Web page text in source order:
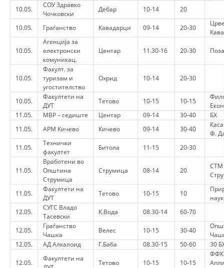
PËRGATITSHMËRI DHE VEPRIM GJATË KATASTROFAVE
STACIONIN E UJIT SHPËTIMIT – VODNO
EOK E CK
MARRDHËNJE ME PUBLIKUN
BASHKËPUNIM NDËRKOMBËTAR
MARRËVESHJE
PROJEKTE
SHËRBIMI PËR KËRKIM
VEPRIMTARI SHËNDETËSORE PREVENTIVE
NDIHMA E PARË
10.05.
СОУ Здравко
Чочковски
Дебар 10-14 20
10.05. Граѓанство Кавадарци 09-14 20-30
10.05.
Агенција за
електронски
комуникац.
Центар 11.30-16 20-30
10.05.
Факулт. за
туризам и
угостителство
Охрид 10-14 20-30
10.05.
Факултети на
ДУТ
Тетово 10-15 10-15
11.05.
МВР – седиште Центар 09-14 30-40
БХ
11.05.
АРМ Кичево Кичево 09-14 30-40
Ф.
11.05.
Технички
факултет
Битола 11-15 20-30
11.05.
Вработени во
Општина
Струмица
Струмица 08-14 20
СТМ
11.05.
Факултети на
ДУТ
Тетово 10-15 10
12.05.
СУГС Владо
Тасевски
К.Вода 08.30-14 60-70
12.05.
Граѓанство
Чашка
Велес 10-15 30-40
12.05.
АД Алкалоид Г.Баба 08.30-15 50-60 30
12.05.
Факултети на
Тетово 10-15 10-15